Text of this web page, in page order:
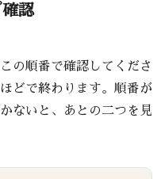
認
の順番で確認してくださ
どで終わります。順番が
ないと、あとの二つを見